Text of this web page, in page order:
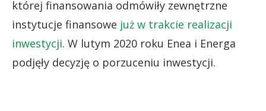
której finansowania odmówiły zewnętrzne
instytucje finansowe już w trakcie realizacji
inwestycji. W lutym 2020 roku Enea i Energa
podjęły decyzję o porzuceniu inwestycji.